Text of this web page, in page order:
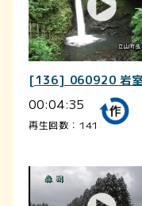
[136] 060920 岩
00:04:35
再生回数：141